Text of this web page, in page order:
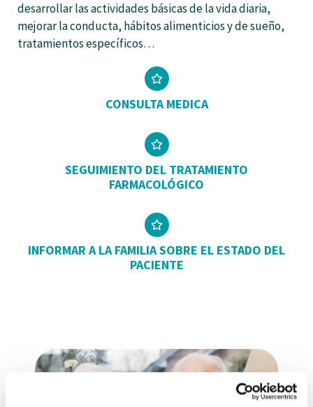
desarrollar las actividades básicas de la vida diaria,
mejorar la conducta, hábitos alimenticios y de sueño,
tratamientos específicos…
CONSULTA MEDICA
SEGUIMIENTO DEL TRATAMIENTO
FARMACOLÓGICO
INFORMAR A LA FAMILIA SOBRE EL ESTADO DEL
PACIENTE